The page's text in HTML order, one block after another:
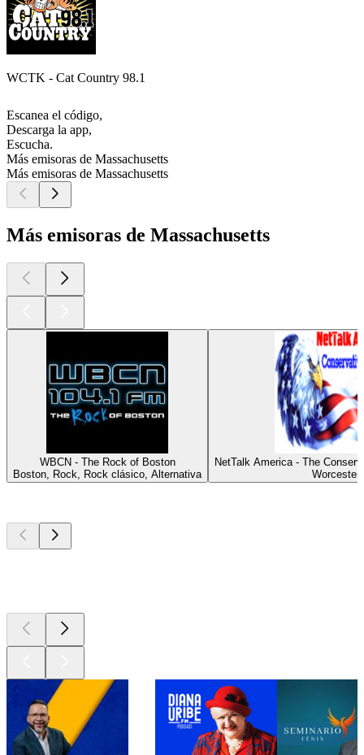
WCTK - Cat Country 98.1
Escanea el código,
Descarga la app,
Escucha.
Más emisoras de Massachusetts
Más emisoras de Massachusetts
Más emisoras de Massachusetts
WBCN - The Rock of Boston
Boston, Rock, Rock clásico, Alternativa
NetTalk America - The
Worcester